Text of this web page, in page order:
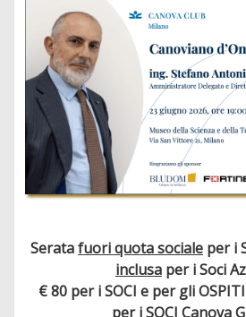
Seratafuori quota sociale per i
inclusa per i Soci
€ 80 per i SOCI e per gli
per i SOCI Canova